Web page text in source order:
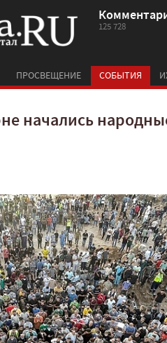
125 728
ПРОСВЕЩЕНИЕ СОБЫТИЯ
начались